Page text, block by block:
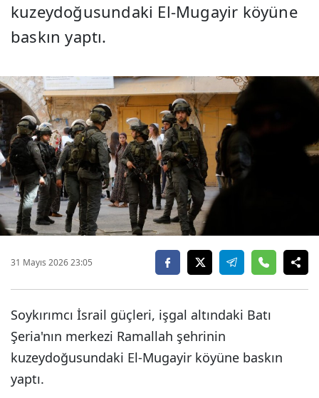
kuzeydoğusundaki El-Mugayir köyüne
baskın yaptı.
31 Mayıs 2026 23:05
Soykırımcı İsrail güçleri, işgal altındaki Batı
Şeria'nın merkezi Ramallah şehrinin
kuzeydoğusundaki El-Mugayir köyüne baskın
yaptı.